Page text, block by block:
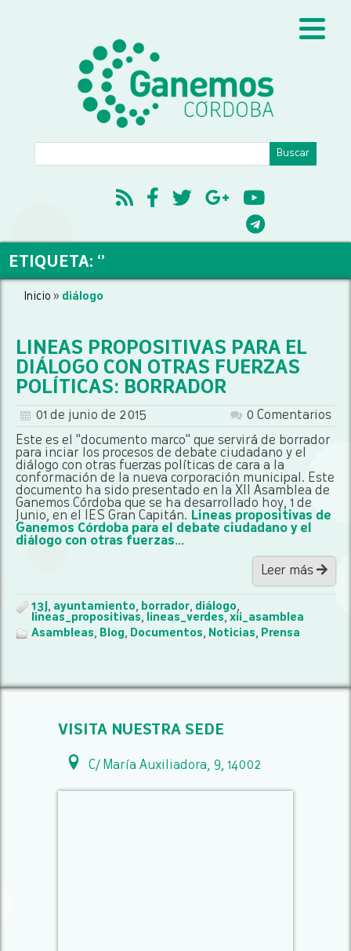
ETIQUETA: ‘’
Inicio » diálogo
LINEAS PROPOSITIVAS PARA EL
DIÁLOGO CON OTRAS FUERZAS
POLÍTICAS: BORRADOR
01 de junio de 2015
0 Comentarios
Este es el "documento marco" que servirá de borrador
para inciar los procesos de debate ciudadano y el
diálogo con otras fuerzas políticas de cara a la
conformación de la nueva corporación municipal. Este
documento ha sido presentado en la XII Asamblea de
Ganemos Córdoba que se ha desarrollado hoy, 1 de
Junio, en el IES Gran Capitán. Lineas propositivas de
Ganemos Córdoba para el debate ciudadano y el
diálogo con otras fuerzas...
Leer más
13J , ayuntamiento, borrador, diálogo,
lineas_propositivas, lineas_verdes, xii_asamblea
Asambleas, Blog, Documentos, Noticias, Prensa
VISITA NUESTRA SEDE
C/ María Auxiliadora, 9, 14002